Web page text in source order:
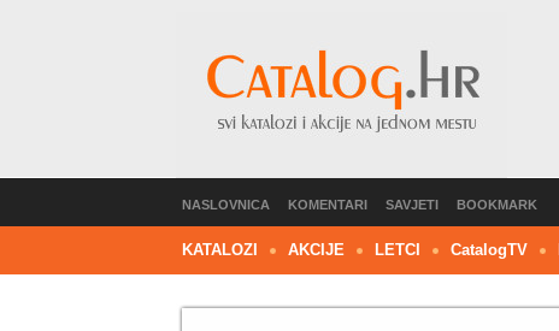
NASLOVNICA KOMENTARI SAVJETI BOOKMARK
KATALOZI AKCIJE LETCI CatalogTV